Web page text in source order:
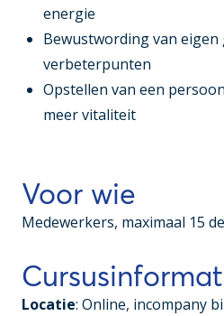
energie
Bewustwording van eigen
verbeterpunten
Opstellen van een
meer vitaliteit
Voor wie
Medewerkers, maximaal 15
Locatie: Online, incompany